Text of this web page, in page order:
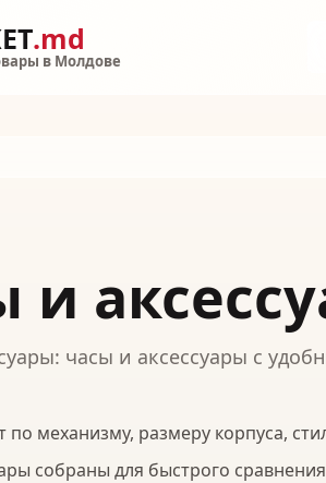
.md
в Молдове
и
часы и аксессуары с
механизму, размеру корпуса,
собраны для быстрого